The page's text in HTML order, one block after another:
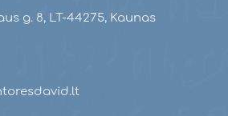
g. 8, LT-44275, Kaunas